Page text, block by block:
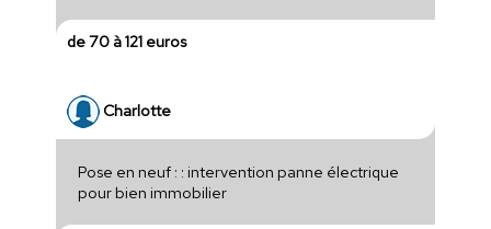
de 70 à 121 euros
Charlotte
Pose en neuf : : intervention panne électrique
pour bien immobilier